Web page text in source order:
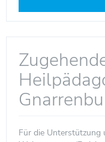
Für die Unterstützung